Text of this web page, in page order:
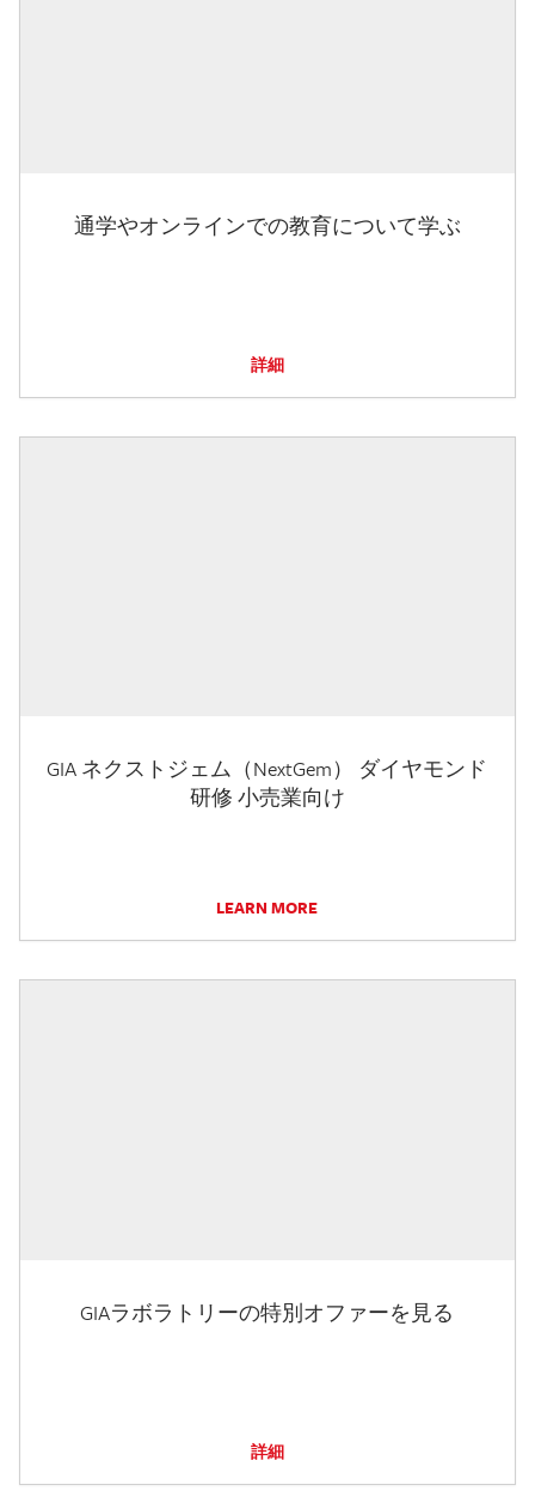
通学やオンラインでの教育について学ぶ
詳細
GIA ネクストジェム（NextGem） ダイヤモンド
研修 小売業向け
LEARN MORE
GIAラボラトリーの特別オファーを見る
詳細